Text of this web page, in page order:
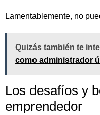
Lamentablemente, no
Quizás también te
como administrador
Los desafíos y
emprendedor